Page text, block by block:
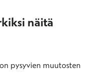
näitä
pysyvien muutosten